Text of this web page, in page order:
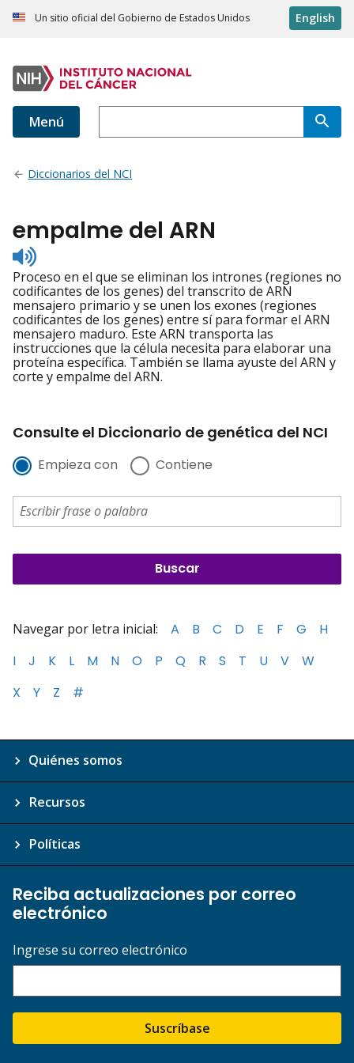
Un sitio oficial del Gobierno de Estados Unidos English
Menú
Diccionarios del NCI
empalme del ARN
Listen
to
pronunciation
Proceso en el que se eliminan los intrones (regiones no
codificantes de los genes) del transcrito de ARN
mensajero primario y se unen los exones (regiones
codificantes de los genes) entre sí para formar el ARN
mensajero maduro. Este ARN transporta las
instrucciones que la célula necesita para elaborar una
proteína específica. También se llama ayuste del ARN y
corte y empalme del ARN.
Consulte el Diccionario de genética del NCI
Empieza con Contiene
Navegar por letra inicial: A B C D E F G
H
I
J K L M N O P Q R S T U V
W
X
Y Z #
Quiénes somos
Recursos
Políticas
Reciba actualizaciones por correo
electrónico
Ingrese su correo electrónico
Suscríbase